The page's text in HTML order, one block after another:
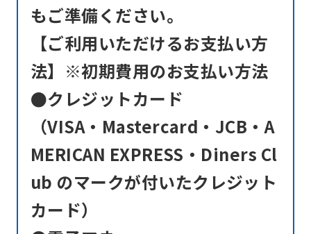
もご準備ください。
【ご利用いただけるお支払い方
法】※初期費用のお支払い方法
●クレジットカード
（VISA・Mastercard・JCB・A
MERICAN EXPRESS・Diners Cl
ub のマークが付いたクレジット
カード）
Automatic